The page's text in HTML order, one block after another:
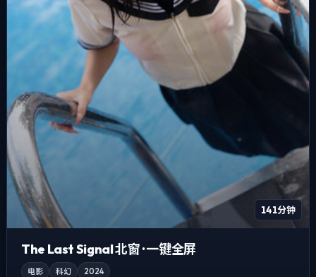
141分钟
The Last Signal 北窗 · 一键全屏
电影 科幻 2024